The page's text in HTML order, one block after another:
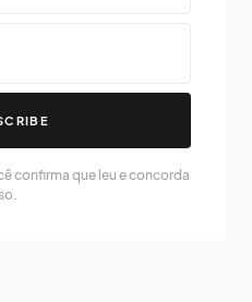
confirma que leu e concorda